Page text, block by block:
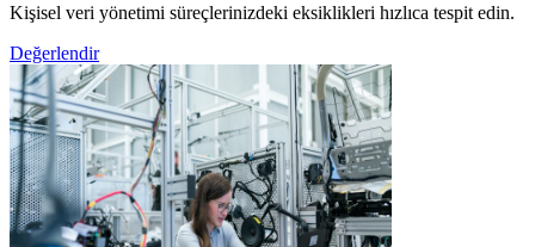
Kişisel veri yönetimi süreçlerinizdeki eksiklikleri hızlıca tespit edin.
Değerlendir